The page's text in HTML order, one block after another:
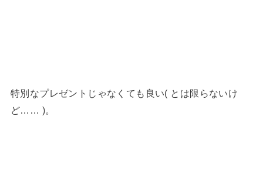
特別なプレゼントじゃなくても良い( とは限らないけ
ど…… )。